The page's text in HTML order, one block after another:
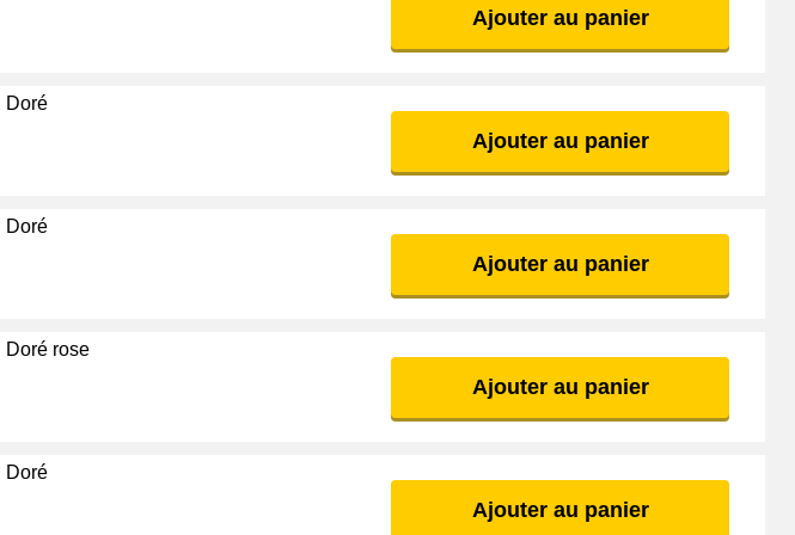
que pour des conseils d'installation et de compatibilité. Notre service client est disponible
modèle de montre et à vos besoins spécifiques. Nous offrons également une politique de retour
Ajouter au panier
Doré
Ajouter au panier
Doré
Ajouter au panier
Doré rose
Ajouter au panier
Doré
Ajouter au panier